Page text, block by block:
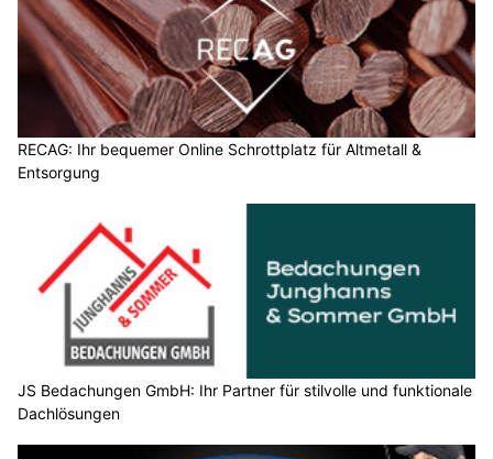
RECAG: Ihr bequemer Online Schrottplatz für Altmetall &
Entsorgung
JS Bedachungen GmbH: Ihr Partner für stilvolle und funktionale
Dachlösungen